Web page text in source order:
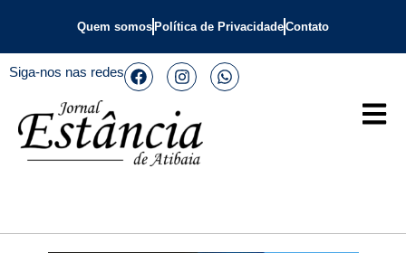
Quem somos Política de PrivacidadeContato
Siga-nos nas redes